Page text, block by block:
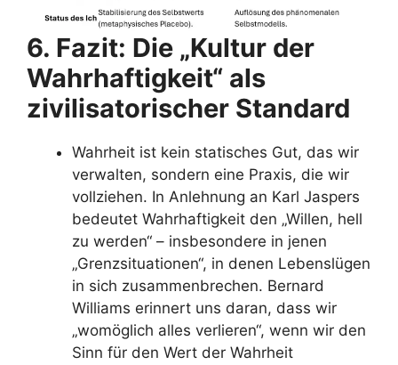
6. Fazit: Die „Kultur der
Wahrhaftigkeit“ als
zivilisatorischer Standard
Wahrheit ist kein statisches Gut, das wir
verwalten, sondern eine Praxis, die wir
vollziehen. In Anlehnung an Karl Jaspers
bedeutet Wahrhaftigkeit den „Willen, hell
zu werden“ – insbesondere in jenen
„Grenzsituationen“, in denen Lebenslügen
in sich zusammenbrechen. Bernard
Williams erinnert uns daran, dass wir
„womöglich alles verlieren“, wenn wir den
Sinn für den Wert der Wahrheit